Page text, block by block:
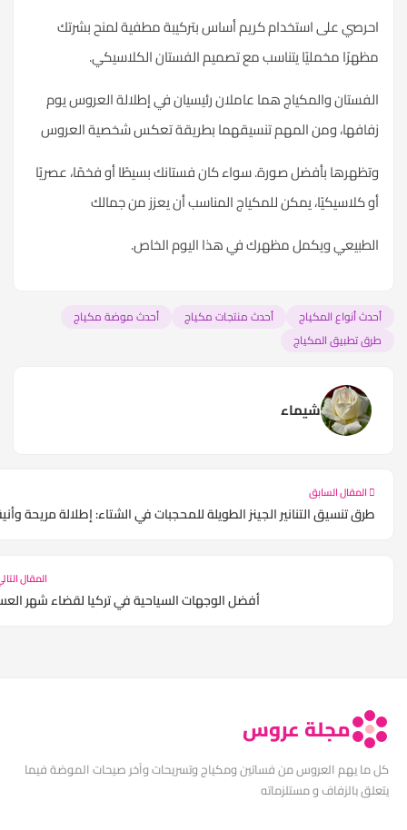
على استخدام كريم أساس بتركيبة مطفية لمنح بشرتك
مخمليًا يتناسب مع تصميم الفستان الكلاسيكي.
والمكياج هما عاملان رئيسيان في إطلالة العروس يوم
ومن المهم تنسيقهما بطريقة تعكس شخصية العروس
بأفضل صورة. سواء كان فستانك بسيطًا أو فخمًا، عصريًا
كلاسيكيًا، يمكن للمكياج المناسب أن يعزز من جمالك
ويكمل مظهرك في هذا اليوم الخاص.
أنواع المكياج أحدث منتجات مكياج
أحدث موضة مكياج
تطبيق المكياج
شيماء
المقال السابق
طرق تنسيق التنانير الجينز الطويلة للمحجبات في الشتاء: إطلالة مريحة وأنيقة
المقال التالي
أفضل الوجهات السياحية في تركيا لقضاء شهر العسل
مجلة عروس
يهم العروس من فساتين ومكياج وتسريحات وآخر صيحات الموضة فيما
بالزفاف و مستلزماته